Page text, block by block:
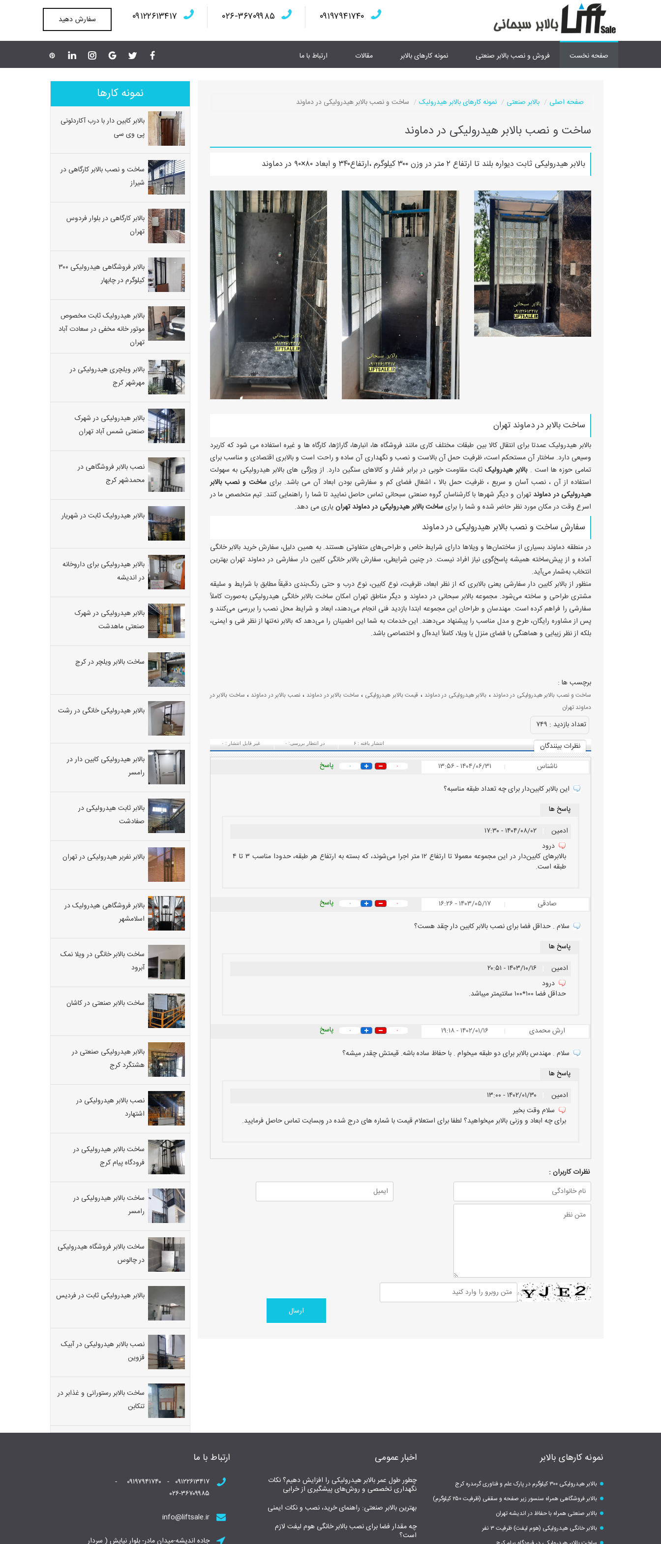
۰۹۱۹۷۹۴۱۷۴۰ ۰۲۶-۳۶۷۰۹۹۸۵ ۰۹۱۲۲۶۱۳۴۱۷ سفارش دهید
صفحه نخست فروش و نصب بالابر صنعتی نمونه کارهای بالابر مقالات ارتباط با ما
صفحه اصلی بالابر صنعتی نمونه کارهای بالابر هیدرولیک ساخت و نصب بالابر هیدرولیکی در دماوند
ساخت و نصب بالابر هیدرولیکی در دماوند
بالابر هیدرولیکی ثابت دیواره بلند تا ارتفاع ۲ متر در وزن ۳۰۰ کیلوگرم ،ارتفاع۳۴۰ و ابعاد ۸۰×۹۰ در دماوند
ساخت بالابر در دماوند تهران
بالابر هیدرولیک عمدتا برای انتقال کالا بین طبقات مختلف کاری مانند فروشگاه ها، انبارها، گاراژها، کارگاه ها و غیره استفاده می شود که کاربرد
وسیعی دارد. ساختار آن مستحکم است، ظرفیت حمل آن بالاست و نصب و نگهداری آن ساده و راحت است و بالابری اقتصادی و مناسب برای
تمامی حوزه ها است .بالابر هیدرولیکثابت مقاومت خوبی در برابر فشار و کالاهای سنگین دارد. از ویژگی های بالابر هیدرولیکی به سهولت
استفاده از آن ، نصب آسان و سریع ، ظرفیت حمل بالا ، اشغال فضای کم و سفارشی بودن ابعاد آن می باشد. برایساخت و نصب بالابر
هیدرولیکی در دماوند تهران و دیگر شهرها با کارشناسان گروه صنعتی سبحانی تماس حاصل نمایید تا شما را راهنمایی کنند. تیم متخصص ما در
اسرع وقت در مکان مورد نظر حاضر شده و شما را برایساخت بالابر هیدرولیکی در دماوند تهرانیاری می دهد.
سفارش ساخت و نصب بالابر هیدرولیکی در دماوند
در منطقه دماوند بسیاری از ساختمان‌ها و ویلاها دارای شرایط خاص و طراحی‌های متفاوتی هستند. به همین دلیل، سفارش خرید بالابر خانگی
آماده و از پیش‌ساخته همیشه پاسخ‌گوی نیاز افراد نیست. در چنین شرایطی، سفارش بالابر خانگی کابین دار سفارشی در دماوند تهران بهترین
انتخاب به‌شمار می‌آید.
منظور از بالابر کابین دار سفارشی یعنی بالابری که از نظر ابعاد، ظرفیت، نوع کابین، نوع درب و حتی رنگ‌بندی دقیقاً مطابق با شرایط و سلیقه
مشتری طراحی و ساخته می‌شود. مجموعه بالابر سبحانی در دماوند و دیگر مناطق تهران امکان ساخت بالابر خانگی هیدرولیکی به‌صورت کاملاً
سفارشی را فراهم کرده است. مهندسان و طراحان این مجموعه ابتدا بازدید فنی انجام می‌دهند، ابعاد و شرایط محل نصب را بررسی می‌کنند و
پس از مشاوره رایگان، طرح و مدل مناسب را پیشنهاد می‌دهند. این خدمات به شما این اطمینان را می‌دهد که بالابر نه‌تنها از نظر فنی و ایمنی،
بلکه از نظر زیبایی و هماهنگی با فضای منزل یا ویلا، کاملاً ایده‌آل و اختصاصی باشد.
برچسب ها :
ساخت و نصب بالابر هیدرولیکی در دماوند ، بالابر هیدرولیکی در دماوند ، قیمت بالابر هیدرولیکی ، ساخت بالابر در دماوند ،نصب بالابر در دماوند ، ساخت بالابر در
دماوند تهران
تعداد بازديد : ۷۴۹
نظرات بينندگان
غیر قابل انتشار : ۰ در انتظار بررسی: ۰ انتشار یافته :۶
ناشناس | ۱۴۰۴/۰۶/۳۱ - ۱۳:۵۶ ۰ ۰
پاسخ
این بالابر کابین‌دار برای چه تعداد طبقه مناسبه؟
پاسخ ها
ادمین
۱۴۰۴/۰۸/۰۲ - ۱۷:۳۰
درود
بالابرهای کابین‌دار در این مجموعه معمولا تا ارتفاع ۱۲ متر اجرا می‌شوند، که بسته به ارتفاع هر طبقه، حدودا مناسب ۳ تا ۴
طبقه است.
صادقی | ۱۴۰۳/۰۵/۱۷ - ۱۶:۲۶ ۰ ۰
پاسخ
سلام . حداقل فضا برای نصب بالابر کابین دار چقد هست؟
پاسخ ها
ادمین
۱۴۰۳/۱۰/۱۶ - ۲۰:۵۱
درود
حداقل فضا ۱۰۰*۱۰۰ سانتیمتر میباشد.
ارش محمدی | ۱۴۰۲/۰۱/۱۶ - ۱۹:۱۸ ۰ ۰
پاسخ
سلام . مهندس بالابر برای دو طبقه میخوام . با حفاظ ساده باشه. قیمتش چقدر میشه؟
پاسخ ها
ادمین
۱۴۰۲/۰۱/۳۰ - ۱۳:۰۰
سلام وقت بخیر
برای چه ابعاد و وزنی بالابر میخواهید؟ لطفا برای استعلام قیمت با شماره های درج شده در وبسایت تماس حاصل فرمایید.
نظرات كاربران :
نمونه کارها
بالابر کابین دار با درب آکاردئونی
پی وی سی
ساخت و نصب بالابر کارگاهی در
شیراز
بالابر کارگاهی در بلوار فردوس
تهران
بالابر فروشگاهی هیدرولیکی ۳۰۰
کیلوگرم در چابهار
بالابر هیدرولیک ثابت مخصوص
موتور خانه مخفی در سعادت آباد
تهران
بالابر ویلچری هیدرولیکی در
مهرشهر کرج
بالابر هیدرولیکی در شهرک
صنعتی شمس آباد تهران
نصب بالابر فروشگاهی در
محمدشهر کرج
بالابر هیدرولیک ثابت در شهریار
بالابر هیدرولیکی برای داروخانه
در اندیشه
بالابر هیدرولیکی در شهرک
صنعتی ماهدشت
ساخت بالابر ویلچر در کرج
بالابر هیدرولیکی خانگی در رشت
بالابر هیدرولیکی کابین دار در
رامسر
بالابر ثابت هیدرولیکی در
صفادشت
بالابر نفربر هیدرولیکی در تهران
بالابر فروشگاهی هیدرولیک در
اسلامشهر
ساخت بالابر خانگی در ویلا نمک
آبرود
ساخت بالابر صنعتی در کاشان
بالابر هیدرولیکی صنعتی در
هشتگرد کرج
نصب بالابر هیدرولیکی در
اشتهارد
ساخت بالابر هیدرولیکی در
فرودگاه پیام کرج
ساخت بالابر هیدرولیکی در
رامسر
ساخت بالابر فروشگاه هیدرولیکی
در چالوس
بالابر هیدرولیکی ثابت در فردیس
نصب بالابر هیدرولیکی در آبیک
قزوین
ساخت بالابر رستورانی و غذابر در
تنکابن
نمونه کارهای بالابر
بالابر هیدرولیکی ۳۰۰ کیلوگرم در پارک علم و فناوری گرمدره کرج
بالابر فروشگاهی همراه سنسور زیر صفحه و سقفی (ظرفیت ۲۵۰ کیلوگرم)
بالابر صنعتی همراه با حفاظ در اندیشه تهران
بالابر خانگی هیدرولیکی (هوم لیفت) ظرفیت ۳ نفر
اخبار عمومی
چطور طول عمر بالابر هیدرولیکی را افزایش دهیم؟ نکات
نگهداری تخصصی و روش‌های پیشگیری از خرابی
بهترین بالابر صنعتی: راهنمای خرید، نصب و نکات ایمنی
چه مقدار فضا برای نصب بالابر خانگی هوم لیفت لازم
است؟
ارتباط با ما
۰۹۱۲۲۶۱۳۴۱۷ - ۰۹۱۹۷۹۴۱۷۴۰ -
۰۲۶-۳۶۷۰۹۹۸۵
info@liftsale.ir
جاده اندیشه-میدان مادر- بلوار نیایش ( سردار